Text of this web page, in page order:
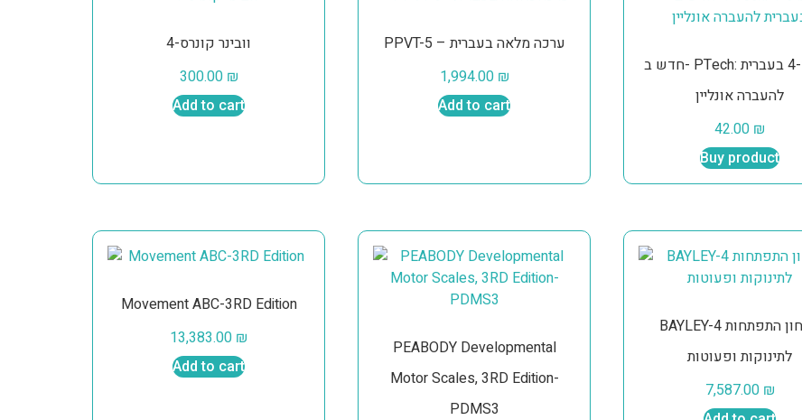
וובינר קונרס-4
300.00 ₪
Add to cart
PPVT-5 – ערכה מלאה בעברית
1,994.00 ₪
Add to cart
חדש ב- PTech: קונרס-4 בעברית
להעברה אונליין
42.00 ₪
Buy product
Movement ABC-3RD Edition
13,383.00 ₪
Add to cart
PEABODY Developmental
Motor Scales, 3RD Edition-
PDMS3
BAYLEY-4 אבחון התפתחות
לתינוקות ופעוטות
7,587.00 ₪